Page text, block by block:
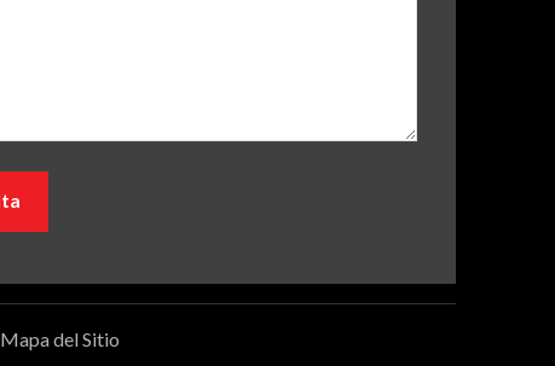
Mapa del Sitio